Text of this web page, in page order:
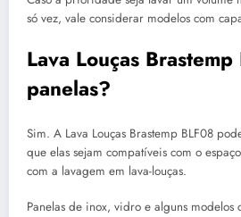
só vez, vale considerar modelos com
Lava Louças
panelas?
Sim. A Lava Louças Brastemp BLF08
que elas sejam compatíveis com o
com a lavagem em lava-louças.
Panelas de inox, vidro e alguns modelos